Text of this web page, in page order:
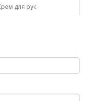
для рук